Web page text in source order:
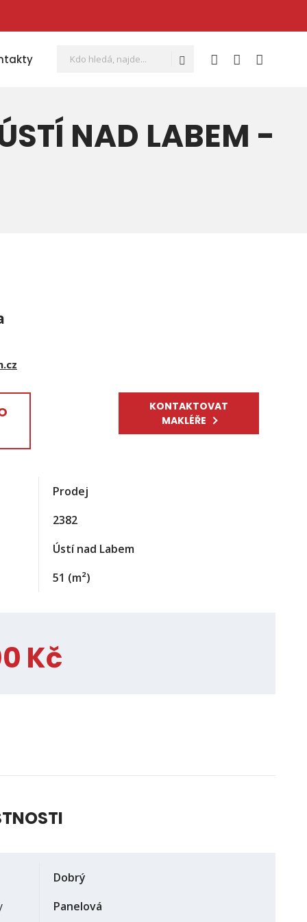
Vyhledávání Hledat
NAD LABEM -
KONTAKTOVAT
MAKLÉŘE
Prodej
2382
Ústí nad Labem
51 (m²)
Kč
Dobrý
Panelová